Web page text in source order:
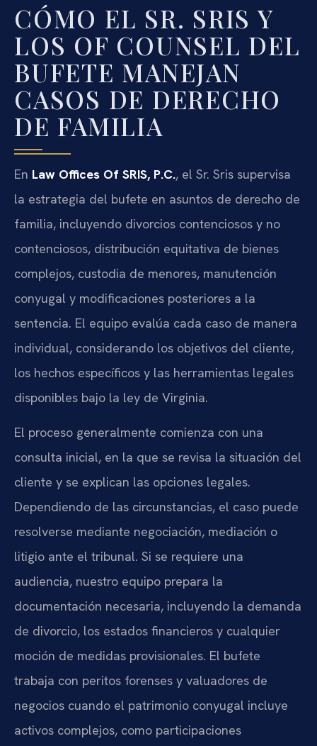
CÓMO EL SR. SRIS Y
LOS OF COUNSEL DEL
BUFETE MANEJAN
CASOS DE DERECHO
DE FAMILIA
En Law Offices Of SRIS, P.C., el Sr. Sris supervisa
la estrategia del bufete en asuntos de derecho de
familia, incluyendo divorcios contenciosos y no
contenciosos, distribución equitativa de bienes
complejos, custodia de menores, manutención
conyugal y modificaciones posteriores a la
sentencia. El equipo evalúa cada caso de manera
individual, considerando los objetivos del cliente,
los hechos específicos y las herramientas legales
disponibles bajo la ley de Virginia.
El proceso generalmente comienza con una
consulta inicial, en la que se revisa la situación del
cliente y se explican las opciones legales.
Dependiendo de las circunstancias, el caso puede
resolverse mediante negociación, mediación o
litigio ante el tribunal. Si se requiere una
audiencia, nuestro equipo prepara la
documentación necesaria, incluyendo la demanda
de divorcio, los estados financieros y cualquier
moción de medidas provisionales. El bufete
trabaja con peritos forenses y valuadores de
negocios cuando el patrimonio conyugal incluye
activos complejos, como participaciones